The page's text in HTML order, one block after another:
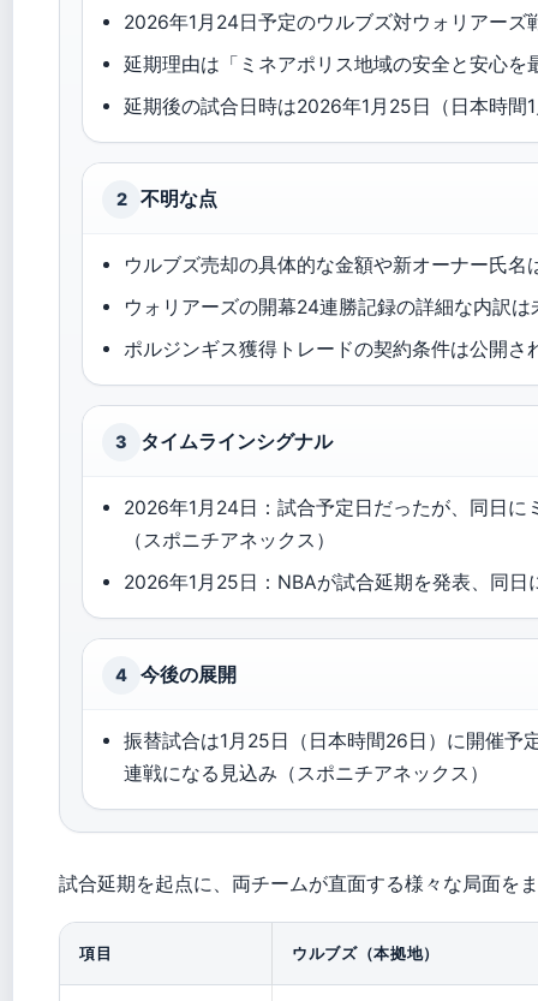
2026年1月24日予定のウルブズ対ウォリアーズ
延期理由は「ミネアポリス地域の安全と安心を
延期後の試合日時は2026年1月25日（日本時間
2 不明な点
ウルブズ売却の具体的な金額や新オーナー氏
ウォリアーズの開幕24連勝記録の詳細な内訳は
ポルジンギス獲得トレードの契約条件は公開さ
3 タイムラインシグナル
2026年1月24日：試合予定日だったが、同日
（スポニチアネックス）
2026年1月25日：NBAが試合延期を発表、同
4 今後の展開
振替試合は1月25日（日本時間26日）に開催予
連戦になる見込み（スポニチアネックス）
試合延期を起点に、両チームが直面する様々な局面を
項目 ウルブズ（本拠地）